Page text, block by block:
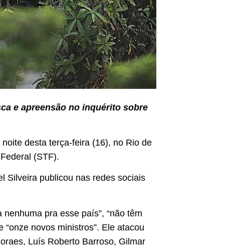
e apreensão no inquérito sobre
desta terça-feira (16), no Rio de
(STF).
Silveira publicou nas redes sociais
pra esse país”, “não têm
novos ministros”. Ele atacou
Luís Roberto Barroso, Gilmar